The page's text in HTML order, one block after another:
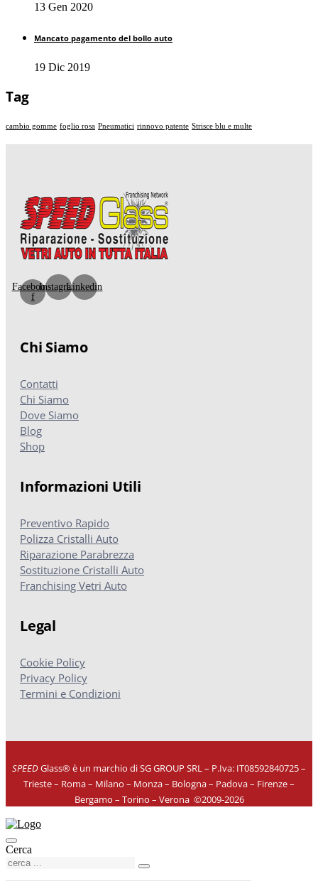
13 Gen 2020
Mancato pagamento del bollo auto
19 Dic 2019
Tag
cambio gomme foglio rosa Pneumatici rinnovo patente Strisce blu e multe
Facebook-
f
InstagramLinkedin
Chi Siamo
Contatti
Chi Siamo
Dove Siamo
Blog
Shop
Informazioni Utili
Preventivo Rapido
Polizza Cristalli Auto
Riparazione Parabrezza
Sostituzione Cristalli Auto
Franchising Vetri Auto
Legal
Cookie Policy
Privacy Policy
Termini e Condizioni
SPEEDGlass® è un marchio di SG GROUP SRL – P.Iva: IT08592840725–
Trieste – Roma – Milano – Monza – Bologna – Padova – Firenze –
Bergamo – Torino – Verona ©2009-2026
Cerca